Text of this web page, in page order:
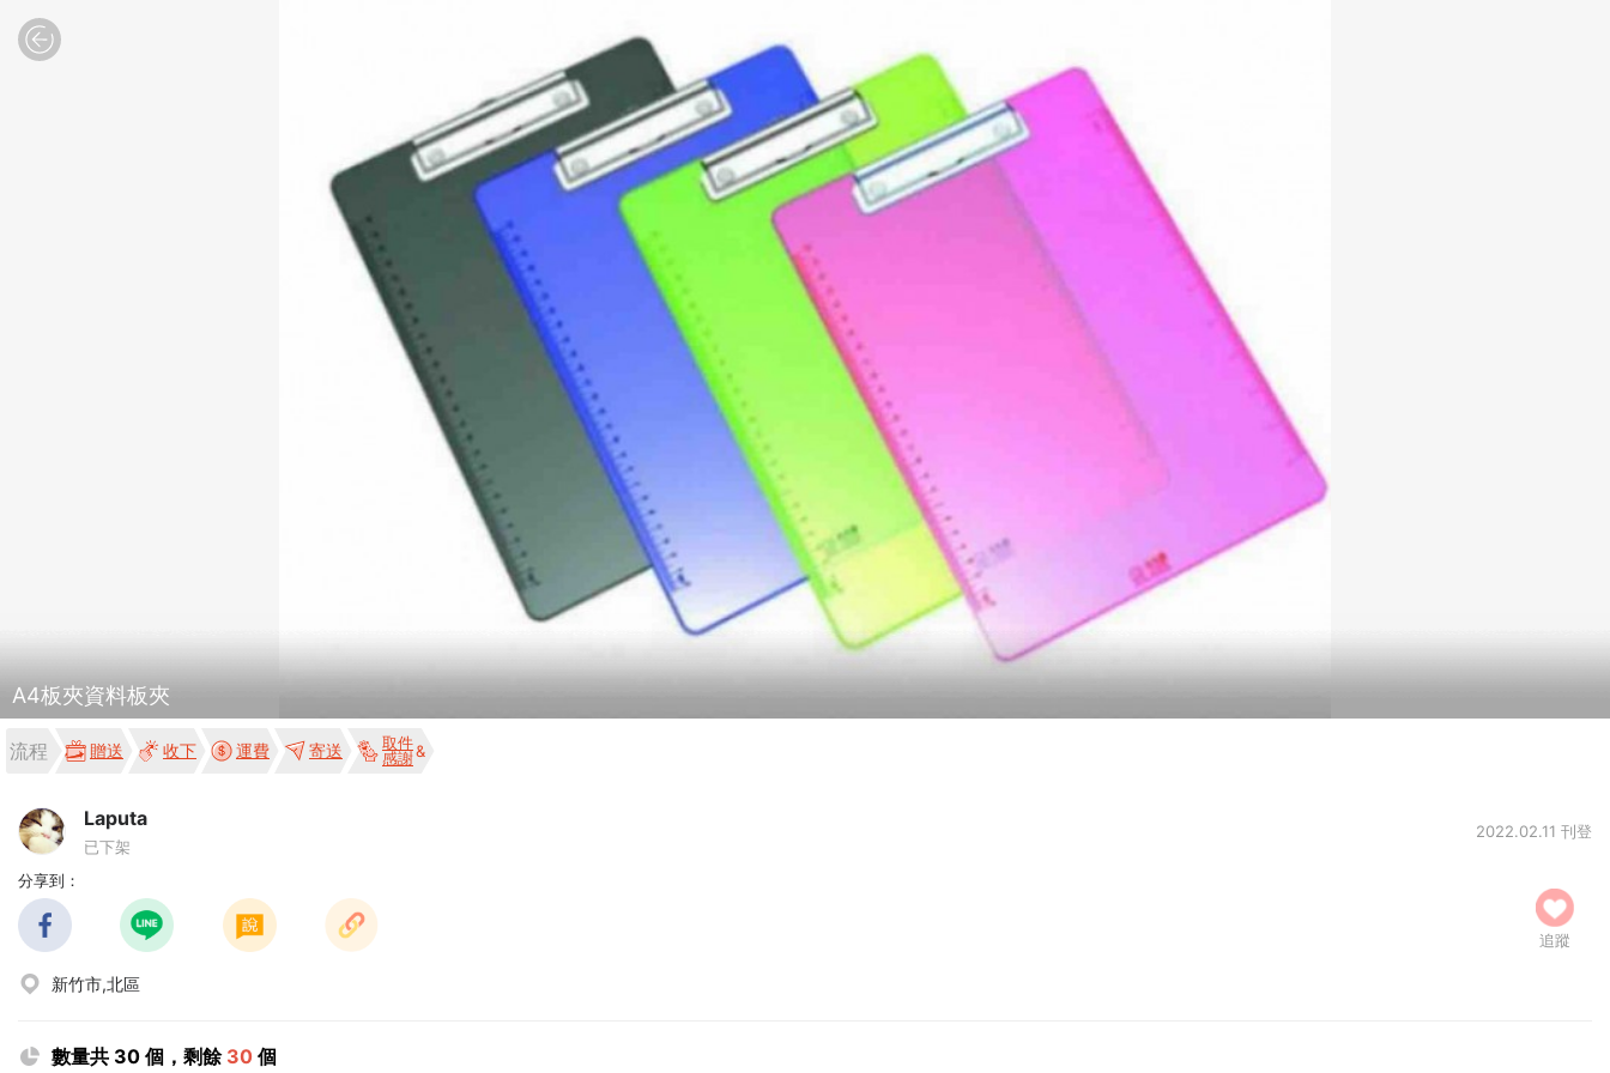
A4板夾資料板夾
流程 贈送 收下 運費 寄送
取件
感謝
Laputa
已下架
2022.02.11 刊登
分享到：
追蹤
新竹市,北區
數量共 30 個，剩餘 30 個